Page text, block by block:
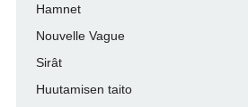
Hamnet
Nouvelle Vague
Sirât
Huutamisen taito